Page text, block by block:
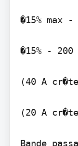
�15% max -
�15% - 200
(40 A
(20 A
Bande